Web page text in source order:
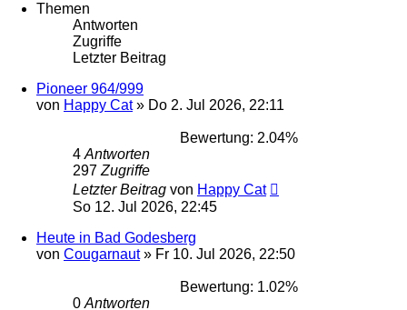
Themen
Antworten
Zugriffe
Letzter Beitrag
Pioneer 964/999
von Happy Cat» Do 2. Jul 2026, 22:11
Bewertung: 2.04%
4 Antworten
297 Zugriffe
Letzter Beitrag von Happy Cat
So 12. Jul 2026, 22:45
Heute in Bad Godesberg
von Cougarnaut» Fr 10. Jul 2026, 22:50
Bewertung: 1.02%
0 Antworten